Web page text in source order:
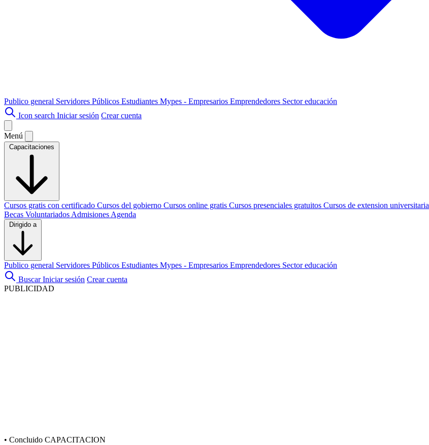
Publico general Servidores Públicos Estudiantes Mypes - Empresarios Emprendedores Sector educación
Icon search Iniciar sesión Crear cuenta
Menú
Capacitaciones
Cursos gratis con certificado Cursos del gobierno Cursos online gratis Cursos presenciales gratuitos Cursos de extension universitaria
Becas Voluntariados Admisiones Agenda
Dirigido a
Publico general Servidores Públicos Estudiantes Mypes - Empresarios Emprendedores Sector educación
Buscar Iniciar sesión Crear cuenta
PUBLICIDAD
• Concluido CAPACITACION